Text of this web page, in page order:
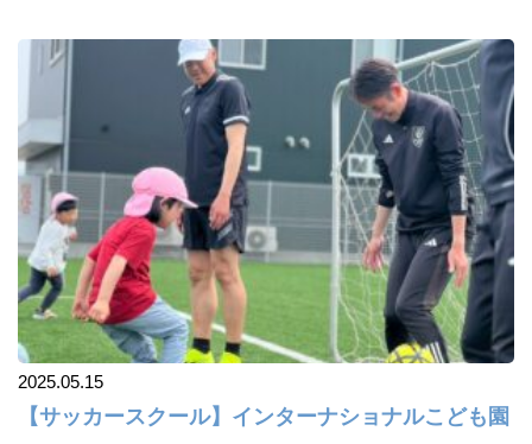
2025.05.15
【サッカースクール】インターナショナルこども園